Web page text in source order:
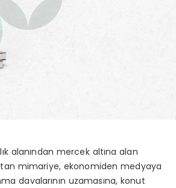
alanından mercek altına alan
mimariye, ekonomiden medyaya
davalarının uzamasına, konut